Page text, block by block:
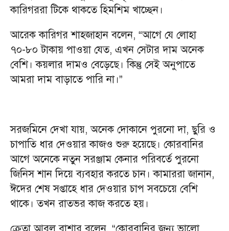
কারিগররা টিকে থাকতে হিমশিম খাচ্ছেন।
আরেক কারিগর শাহজাহান বলেন, “আগে যে লোহা
৭০-৮০ টাকায় পাওয়া যেত, এখন সেটার দাম অনেক
বেশি। কয়লার দামও বেড়েছে। কিন্তু সেই অনুপাতে
আমরা দাম বাড়াতে পারি না।”
সরজমিনে দেখা যায়, অনেক দোকানে পুরনো দা, ছুরি ও
চাপাতি ধার দেওয়ার কাজও শুরু হয়েছে। কোরবানির
আগে অনেকে নতুন সরঞ্জাম কেনার পরিবর্তে পুরনো
জিনিস শান দিয়ে ব্যবহার করতে চান। কামাররা জানান,
ঈদের শেষ সপ্তাহে ধার দেওয়ার চাপ সবচেয়ে বেশি
থাকে। তখন রাতভর কাজ করতে হয়।